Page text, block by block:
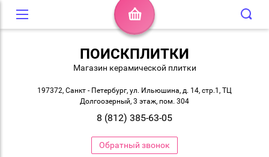
ПОИСКПЛИТКИ
Магазин керамической плитки
197372, Санкт - Петербург, ул. Ильюшина, д. 14, стр.1, ТЦ
Долгоозерный, 3 этаж, пом. 304
8 (812) 385-63-05
Обратный звонок